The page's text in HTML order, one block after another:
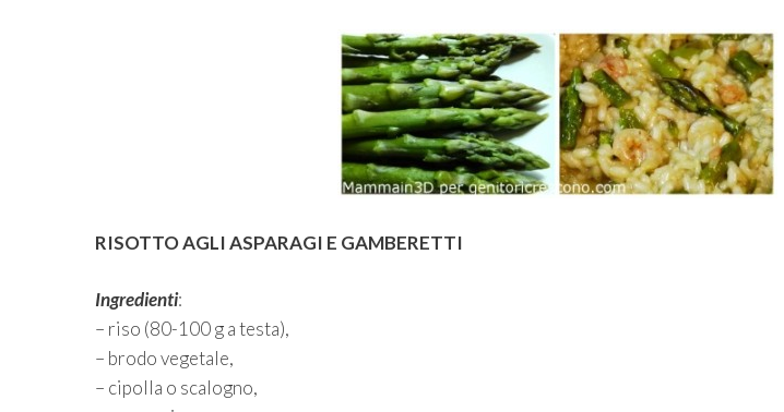
RISOTTO AGLI ASPARAGI E GAMBERETTI
Ingredienti:
– riso (80-100 g a testa),
– brodo vegetale,
– cipolla o scalogno,